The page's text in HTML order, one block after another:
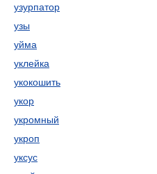
узурпатор
узы
уйма
уклейка
укокошить
укор
укромный
укроп
уксус